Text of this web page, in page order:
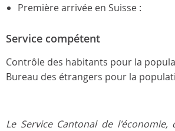
Première arrivée en Suisse :
Service compétent
Contrôle des habitants pour la
Bureau des étrangers pour la
Le Service Cantonal de